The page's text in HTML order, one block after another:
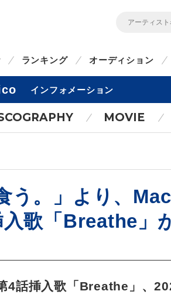
ランキング オーディション
インフォメーション
MOVIE
う。」より、
歌「Breathe」
4話挿入歌「Breathe」、